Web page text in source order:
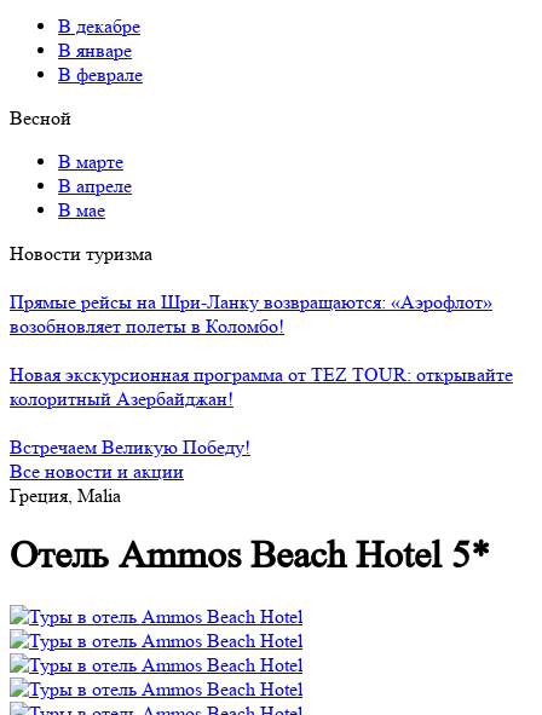
В декабре
В январе
В феврале
Весной
В марте
В апреле
В мае
Новости туризма
Прямые рейсы на Шри-Ланку возвращаются: «Аэрофлот»
возобновляет полеты в Коломбо!
Новая экскурсионная программа от TEZ TOUR: открывайте
колоритный Азербайджан!
Встречаем Великую Победу!
Все новости и акции
Греция, Malia
Отель Ammos Beach Hotel 5*